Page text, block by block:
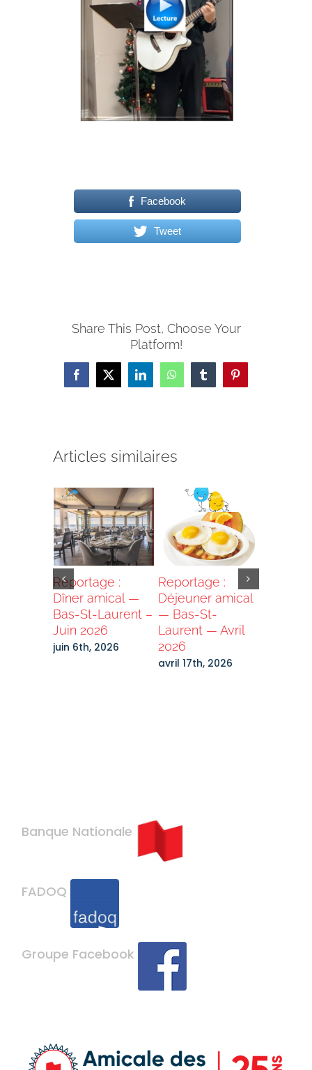
Facebook
Tweet
Share This Post, Choose Your
Platform!
Facebook
X LinkedInWhatsAppTumblrPinterest
Articles similaires
Reportage :
Dîner amical —
Bas-St-Laurent –
Juin 2026
juin 6th, 2026
Reportage :
Déjeuner amical
— Bas-St-
Laurent — Avril
2026
avril 17th, 2026
Banque Nationale
FADOQ
Groupe Facebook